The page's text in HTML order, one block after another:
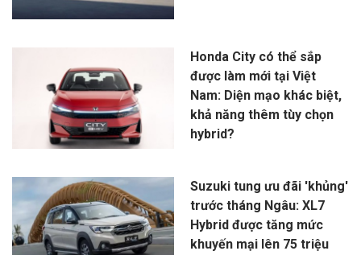
Honda City có thể sắp
được làm mới tại Việt
Nam: Diện mạo khác biệt,
khả năng thêm tùy chọn
hybrid?
Suzuki tung ưu đãi 'khủng'
trước tháng Ngâu: XL7
Hybrid được tăng mức
khuyến mại lên 75 triệu